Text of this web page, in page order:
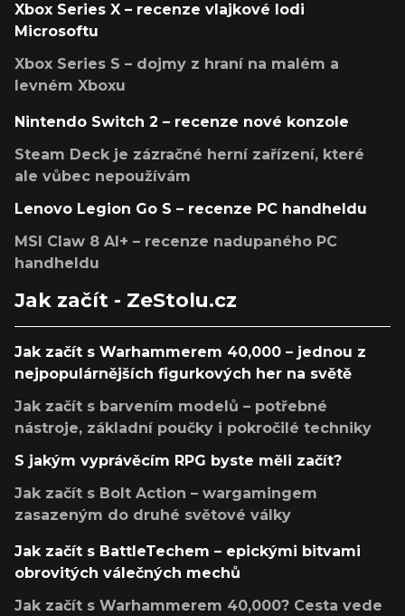
Xbox Series X – recenze vlajkové lodi
Microsoftu
Xbox Series S – dojmy z hraní na malém a
levném Xboxu
Nintendo Switch 2 – recenze nové konzole
Steam Deck je zázračné herní zařízení, které
ale vůbec nepoužívám
Lenovo Legion Go S – recenze PC handheldu
MSI Claw 8 AI+ – recenze nadupaného PC
handheldu
Jak začít - ZeStolu.cz
Jak začít s Warhammerem 40,000 – jednou z
nejpopulárnějších figurkových her na světě
Jak začít s barvením modelů – potřebné
nástroje, základní poučky i pokročilé techniky
S jakým vyprávěcím RPG byste měli začít?
Jak začít s Bolt Action – wargamingem
zasazeným do druhé světové války
Jak začít s BattleTechem – epickými bitvami
obrovitých válečných mechů
Jak začít s Warhammerem 40,000? Cesta vede